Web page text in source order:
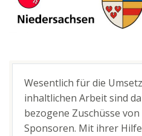
Wesentlich für die
inhaltlichen Arbeit sind
bezogene Zuschüsse
Sponsoren. Mit ihrer